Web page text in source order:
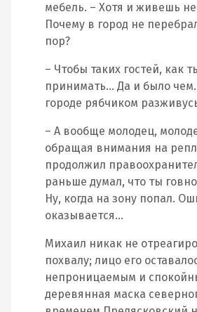
мебель. – Хотя и живешь
Почему в город не
пор?
– Чтобы таких гостей, как
принимать… Да и было чем.
городе рябчиком
– А вообще молодец,
обращая внимания на
продолжил
раньше думал, что ты
Ну, когда на зону попал.
оказывается…
Михаил никак не
похвалу; лицо его
непроницаемым и
деревянная маска